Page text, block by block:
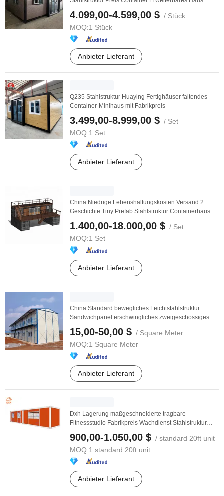
4.099,00-4.599,00 $ / Stück
MOQ:1 Stück
Anbieter Lieferant
Q235 Stahlstruktur Huaying Fertighäuser faltendes
Container-Minihaus mit Fabrikpreis
3.499,00-8.999,00 $ / Set
MOQ:1 Set
Anbieter Lieferant
China Niedrige Lebenshaltungskosten Versand 2
Geschichte Tiny Prefab Stahlstruktur Containerhaus ...
1.400,00-18.000,00 $ / Set
MOQ:1 Set
Anbieter Lieferant
China Standard bewegliches Leichtstahlstruktur
Sandwichpanel erschwingliches zweigeschossiges ...
15,00-50,00 $ / Square Meter
MOQ:1 Square Meter
Anbieter Lieferant
Dxh Lagerung maßgeschneiderte tragbare
Fitnessstudio Fabrikpreis Wachdienst Stahlstruktur
900,00-1.050,00 $ / standard 20ft unit
MOQ:1 standard 20ft unit
Anbieter Lieferant